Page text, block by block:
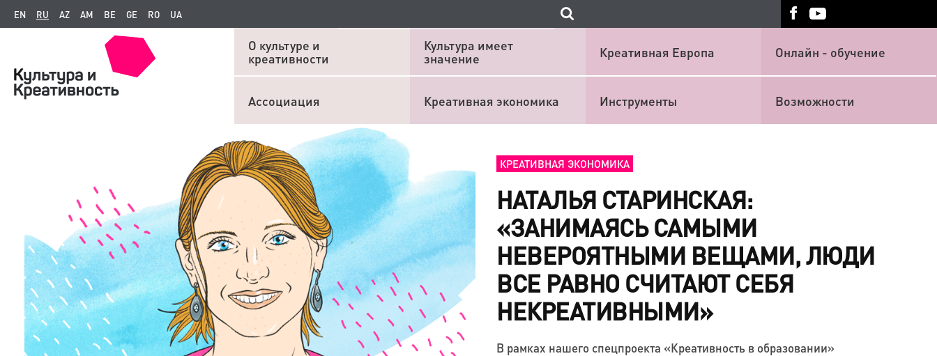
EN RU AZ AM BE GE RO UA
О культуре и
креативности
Культура имеет
значение
Креативная Европа Онлайн - обучение
Ассоциация Креативная экономика Инструменты Возможности
КРЕАТИВНАЯ ЭКОНОМИКА
НАТАЛЬЯ СТАРИНСКАЯ:
«ЗАНИМАЯСЬ САМЫМИ
НЕВЕРОЯТНЫМИ ВЕЩАМИ, ЛЮДИ
ВСЕ РАВНО СЧИТАЮТ СЕБЯ
НЕКРЕАТИВНЫМИ»
В рамках нашего спецпроекта «Креативность в образовании»